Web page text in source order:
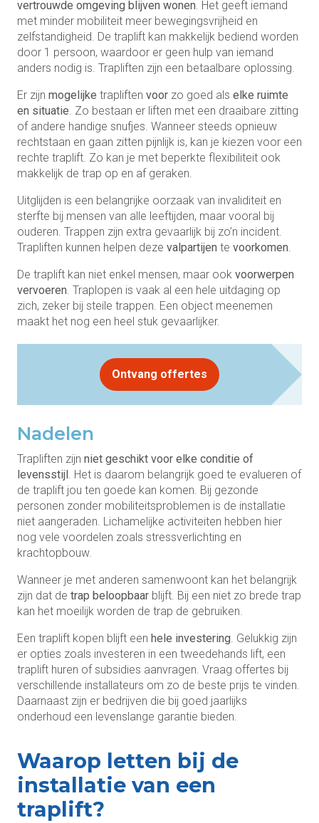
vertrouwde omgeving blijven wonen. Het geeft iemand
met minder mobiliteit meer bewegingsvrijheid en
zelfstandigheid. De traplift kan makkelijk bediend worden
door 1 persoon, waardoor er geen hulp van iemand
anders nodig is. Trapliften zijn een betaalbare oplossing.
Er zijn mogelijke trapliften voor zo goed als elke ruimte
en situatie. Zo bestaan er liften met een draaibare zitting
of andere handige snufjes. Wanneer steeds opnieuw
rechtstaan en gaan zitten pijnlijk is, kan je kiezen voor een
rechte traplift. Zo kan je met beperkte flexibiliteit ook
makkelijk de trap op en af geraken.
Uitglijden is een belangrijke oorzaak van invaliditeit en
sterfte bij mensen van alle leeftijden, maar vooral bij
ouderen. Trappen zijn extra gevaarlijk bij zo’n incident.
Trapliften kunnen helpen deze valpartijen te voorkomen.
De traplift kan niet enkel mensen, maar ook voorwerpen
vervoeren. Traplopen is vaak al een hele uitdaging op
zich, zeker bij steile trappen. Een object meenemen
maakt het nog een heel stuk gevaarlijker.
Ontvang offertes
Nadelen
Trapliften zijn niet geschikt voor elke conditie of
levensstijl . Het is daarom belangrijk goed te evalueren of
de traplift jou ten goede kan komen. Bij gezonde
personen zonder mobiliteitsproblemen is de installatie
niet aangeraden. Lichamelijke activiteiten hebben hier
nog vele voordelen zoals stressverlichting en
krachtopbouw.
Wanneer je met anderen samenwoont kan het belangrijk
zijn dat de trap beloopbaar blijft. Bij een niet zo brede trap
kan het moeilijk worden de trap de gebruiken.
Een traplift kopen blijft een hele investering. Gelukkig zijn
er opties zoals investeren in een tweedehands lift, een
traplift huren of subsidies aanvragen. Vraag offertes bij
verschillende installateurs om zo de beste prijs te vinden.
Daarnaast zijn er bedrijven die bij goed jaarlijks
onderhoud een levenslange garantie bieden.
Waarop letten bij de
installatie van een
traplift?